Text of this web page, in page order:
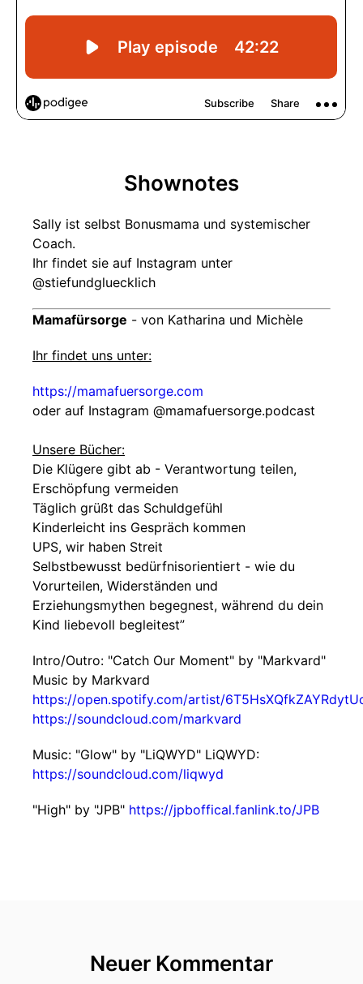
Shownotes
Sally ist selbst Bonusmama und systemischer
Coach.
Ihr findet sie auf Instagram unter
@stiefundgluecklich
Mamafürsorge - von Katharina und Michèle
Ihr findet uns unter:
https://mamafuersorge.com
oder auf Instagram @‌mamafuersorge.podcast
Unsere Bücher:
Die Klügere gibt ab - Verantwortung teilen,
Erschöpfung vermeiden
Täglich grüßt das Schuldgefühl
Kinderleicht ins Gespräch kommen
UPS, wir haben Streit
Selbstbewusst bedürfnisorientiert - wie du
Vorurteilen, Widerständen und
Erziehungsmythen begegnest, während du dein
Kind liebevoll begleitest”
Intro/Outro: "Catch Our Moment" by "Markvard"
Music by Markvard
https://open.spotify.com/artist/
https://soundcloud.com/markvard
Music: "Glow" by "LiQWYD" LiQWYD:
https://soundcloud.com/liqwyd
"High" by "JPB" https://jpboffical.fanlink.to/JPB
Neuer Kommentar